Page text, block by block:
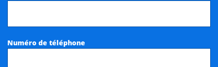
Numéro de téléphone